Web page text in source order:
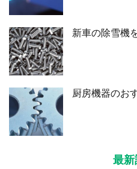
新車の除雪機
厨房機器のお
最新